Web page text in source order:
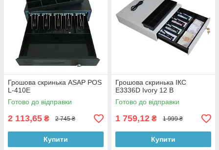
Грошова скринька ASAP POS
L-410E
Готово до відправки
2 113,65 ₴ 2 745 ₴
Купити
Грошова скринька ІКС
E3336D Ivory 12 В
Готово до відправки
1 759,12 ₴ 1 999 ₴
Купити